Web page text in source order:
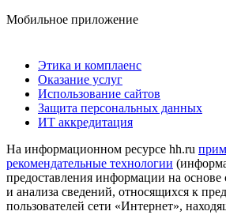
Мобильное приложение
Этика и комплаенс
Оказание услуг
Использование сайтов
Защита персональных данных
ИТ аккредитация
На информационном ресурсе hh.ru
рекомендательные технологии
предоставления информации на основе
и анализа сведений, относящихся к
пользователей сети «Интернет»,